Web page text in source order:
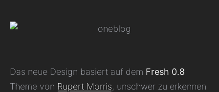
Das neue Design basiert auf dem Fresh 0.8
Theme von Rupert Morris, unschwer zu erkennen